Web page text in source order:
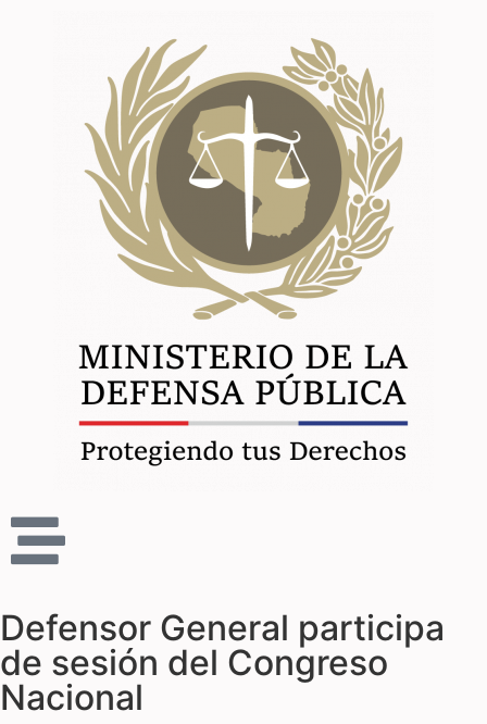
Defensor General participa
de sesión del Congreso
Nacional